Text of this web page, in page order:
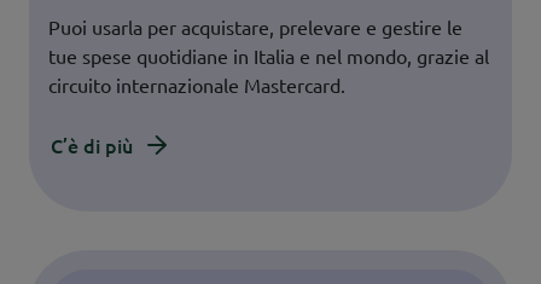
Puoi usarla per acquistare, prelevare e gestire le
tue spese quotidiane in Italia e nel mondo, grazie al
circuito internazionale Mastercard.
C’è di più